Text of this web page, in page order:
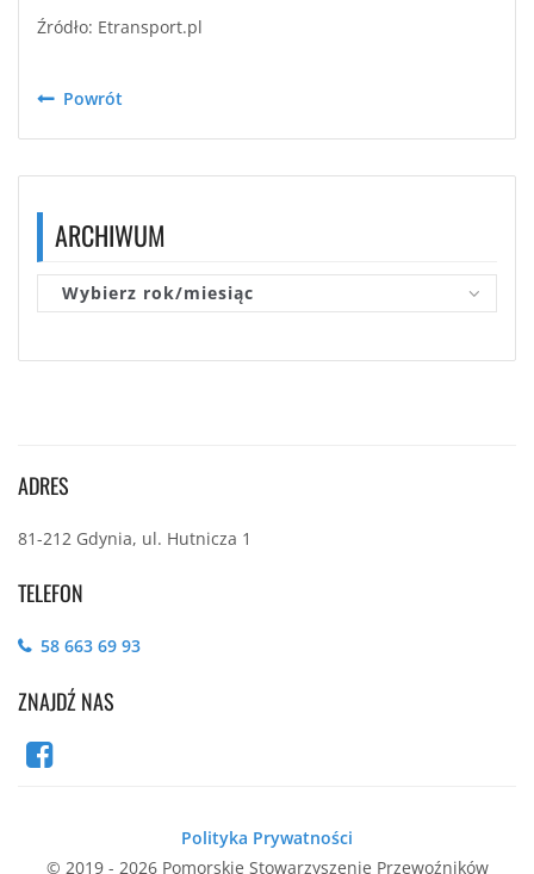
Źródło: Etransport.pl
Powrót
ARCHIWUM
Wybierz rok/miesiąc
ADRES
81-212 Gdynia, ul. Hutnicza 1
TELEFON
58 663 69 93
ZNAJDŹ NAS
Polityka Prywatności
© 2019 - 2026 Pomorskie Stowarzyszenie Przewoźników